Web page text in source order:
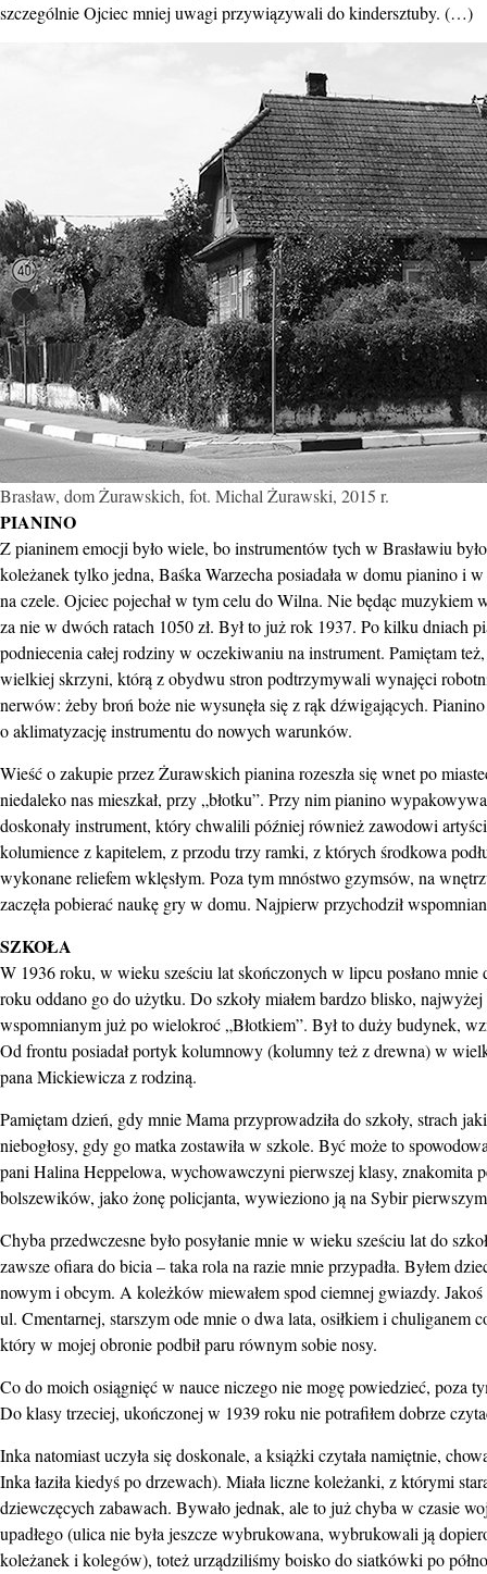
szczególnie Ojciec mniej uwagi przywiązywali do kindersztuby. (…)
Brasław, dom Żurawskich, fot. Michal Żurawski, 2015 r.
PIANINO
Z pianinem emocji było wiele, bo instrumentów tych w Brasławiu
koleżanek tylko jedna, Baśka Warzecha posiadała w domu pianino i
na czele. Ojciec pojechał w tym celu do Wilna. Nie będąc
za nie w dwóch ratach 1050 zł. Był to już rok 1937. Po kilku dniach
podniecenia całej rodziny w oczekiwaniu na instrument. Pamiętam
wielkiej skrzyni, którą z obydwu stron podtrzymywali wynajęci
nerwów: żeby broń boże nie wysunęła się z rąk dźwigających.
o aklimatyzację instrumentu do nowych warunków.
Wieść o zakupie przez Żurawskich pianina rozeszła się wnet po
niedaleko nas mieszkał, przy „błotku”. Przy nim pianino
doskonały instrument, który chwalili później również zawodowi
kolumience z kapitelem, z przodu trzy ramki, z których środkowa
wykonane reliefem wklęsłym. Poza tym mnóstwo gzymsów, na
zaczęła pobierać naukę gry w domu. Najpierw przychodził
SZKOŁA
W 1936 roku, w wieku sześciu lat skończonych w lipcu posłano
roku oddano go do użytku. Do szkoły miałem bardzo blisko,
wspomnianym już po wielokroć „Błotkiem”. Był to duży budynek,
Od frontu posiadał portyk kolumnowy (kolumny też z drewna) w
pana Mickiewicza z rodziną.
Pamiętam dzień, gdy mnie Mama przyprowadziła do szkoły, strach
niebogłosy, gdy go matka zostawiła w szkole. Być może to
pani Halina Heppelowa, wychowawczyni pierwszej klasy, znakomita
bolszewików, jako żonę policjanta, wywieziono ją na Sybir
Chyba przedwczesne było posyłanie mnie w wieku sześciu lat do
zawsze ofiara do bicia – taka rola na razie mnie przypadła. Byłem
nowym i obcym. A koleżków miewałem spod ciemnej gwiazdy.
ul. Cmentarnej, starszym ode mnie o dwa lata, osiłkiem i chuliganem
który w mojej obronie podbił paru równym sobie nosy.
Co do moich osiągnięć w nauce niczego nie mogę powiedzieć, poza
Do klasy trzeciej, ukończonej w 1939 roku nie potrafiłem dobrze
Inka natomiast uczyła się doskonale, a książki czytała namiętnie,
Inka łaziła kiedyś po drzewach). Miała liczne koleżanki, z którymi
dziewczęcych zabawach. Bywało jednak, ale to już chyba w czasie
upadłego (ulica nie była jeszcze wybrukowana, wybrukowali ją
koleżanek i kolegów), toteż urządziliśmy boisko do siatkówki po